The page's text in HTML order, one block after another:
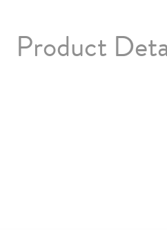
Product